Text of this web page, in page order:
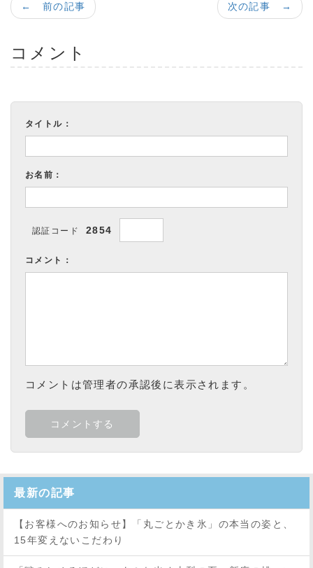
次の記事 →
← 前の記事
コメント
タイトル：
お名前：
認証コード 2854
コメント：
コメントは管理者の承認後に表示されます。
最新の記事
【お客様へのお知らせ】「丸ごとかき氷」の本当の姿と、
15年変えないこだわり